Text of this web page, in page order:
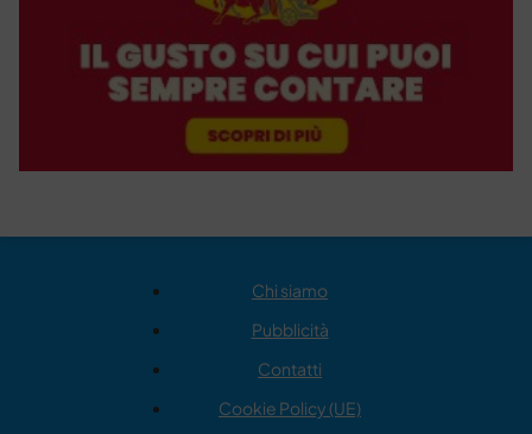
Chi siamo
Pubblicità
Contatti
Cookie Policy (UE)